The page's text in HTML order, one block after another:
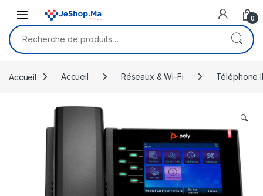
0
Recherche pour :
Accueil Accueil Réseaux & Wi-Fi Téléphone
🔍